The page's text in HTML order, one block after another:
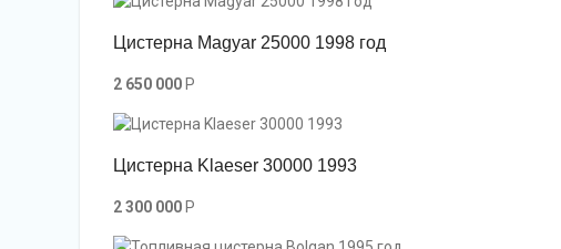
Цистерна Magyar 25000 1998 год
2 650 000 P
Цистерна Klaeser 30000 1993
2 300 000 P